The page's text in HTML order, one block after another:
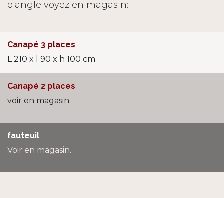
d'angle voyez en magasin:
Canapé 3 places
L 210 x l 90 x h 100 cm
Canapé 2 places
voir en magasin.
fauteuil
Voir en magasin.